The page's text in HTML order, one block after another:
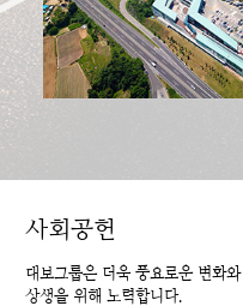
사회공헌
대보그룹은 더욱 풍요로운 변화와
상생을 위해 노력합니다.